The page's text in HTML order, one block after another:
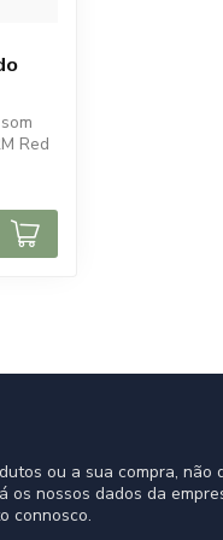
Red
ou a sua compra, não
os nossos dados da
connosco.